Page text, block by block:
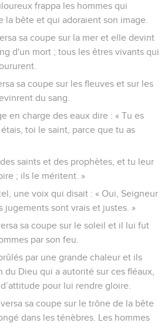
frappa les hommes qui
la bête et qui adoraient son image.
sa coupe sur la mer et elle devint
d'un mort ; tous les êtres vivants qui
sa coupe sur les fleuves et sur les
du sang.
en charge des eaux dire : « Tu es
toi le saint, parce que tu as
saints et des prophètes, et tu leur
; ils le méritent. »
une voix qui disait : « Oui, Seigneur
jugements sont vrais et justes. »
sa coupe sur le soleil et il lui fut
par son feu.
par une grande chaleur et ils
du Dieu qui a autorité sur ces fléaux,
pour lui rendre gloire.
sa coupe sur le trône de la bête
dans les ténèbres. Les hommes